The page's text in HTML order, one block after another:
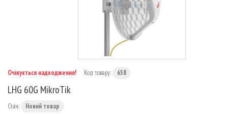
Очікується надходження! Код товару: 658
LHG 60G MikroTik
Стан: Новий товар